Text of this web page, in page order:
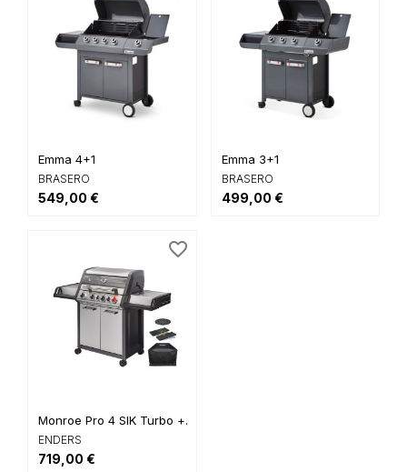
Emma 4+1
BRASERO
549,00 €
Emma 3+1
BRASERO
499,00 €
Monroe Pro 4 SIK Turbo +...
ENDERS
719,00 €
favorite_border